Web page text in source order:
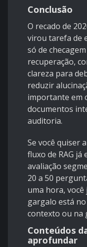
Conclusão
O recado de
virou tarefa de
só de
recuperação,
clareza para
reduzir
importante em
documentos
auditoria.
Se você quiser
fluxo de RAG já
avaliação
20 a 50
uma hora,
gargalo está
contexto ou na
Conteúdos
aprofundar